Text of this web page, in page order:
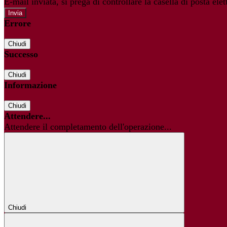
Errore
Chiudi
Successo
Chiudi
Informazione
Chiudi
Attendere...
Attendere il completamento dell'operazione...
Chiudi